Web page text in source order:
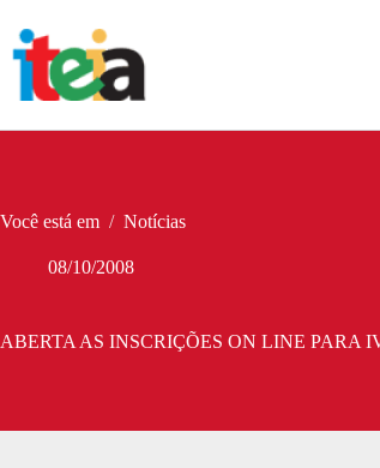
para
conteúdo
Você está em / Notícias
08/10/2008
ABERTA AS INSCRIÇÕES ON LINE PARA